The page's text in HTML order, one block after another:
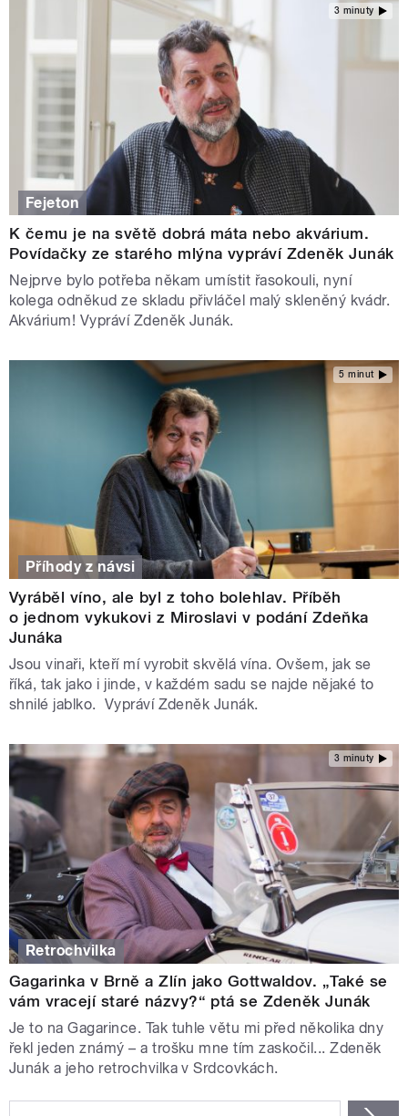
3 minuty
Fejeton
K čemu je na světě dobrá máta nebo akvárium.
Povídačky ze starého mlýna vypráví Zdeněk Junák
Nejprve bylo potřeba někam umístit řasokouli, nyní
kolega odněkud ze skladu přivláčel malý skleněný kvádr.
Akvárium! Vypráví Zdeněk Junák.
5 minut
Příhody z návsi
Vyráběl víno, ale byl z toho bolehlav. Příběh
o jednom vykukovi z Miroslavi v podání Zdeňka
Junáka
Jsou vinaři, kteří mí vyrobit skvělá vína. Ovšem, jak se
říká, tak jako i jinde, v každém sadu se najde nějaké to
shnilé jablko. Vypráví Zdeněk Junák.
3 minuty
Retrochvilka
Gagarinka v Brně a Zlín jako Gottwaldov. „Také se
vám vracejí staré názvy?“ ptá se Zdeněk Junák
Je to na Gagarince. Tak tuhle větu mi před několika dny
řekl jeden známý – a trošku mne tím zaskočil... Zdeněk
Junák a jeho retrochvilka v Srdcovkách.